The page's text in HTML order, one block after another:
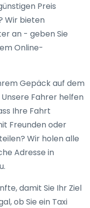
Preis
Wir bieten
an - geben Sie
Online-
Gepäck auf dem
Fahrer helfen
Ihre Fahrt
Freunden oder
Wir holen alle
Adresse in
damit Sie Ihr Ziel
ob Sie ein Taxi